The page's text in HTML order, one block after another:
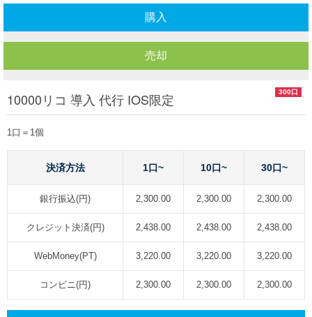
購入
売却
300口
10000リコ 導入 代行 IOS限定
1口＝1個
決済方法 1口~ 10口~ 30口~
銀行振込(円) 2,300.00 2,300.00 2,300.00
クレジット決済(円) 2,438.00 2,438.00 2,438.00
WebMoney(PT) 3,220.00 3,220.00 3,220.00
コンビニ(円) 2,300.00 2,300.00 2,300.00